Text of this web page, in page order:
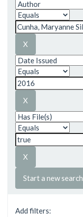
Start a new search
Add filters: